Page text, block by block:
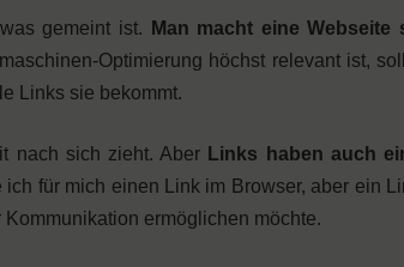
gemeint ist.
Man macht eine Webseite
Optimierung höchst relevant ist,
Links sie bekommt.
nach sich zieht. Aber Links haben auch
für mich einen Link im Browser, aber ein
ermöglichen möchte.